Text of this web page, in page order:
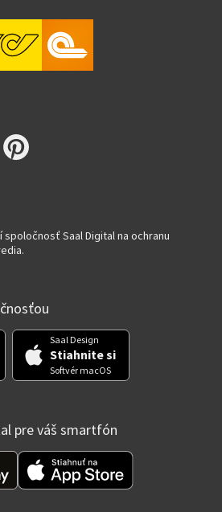
Saal Digital na ochranu
Saal Design
Stiahnite si
Softvér macOS
pre váš smartfón